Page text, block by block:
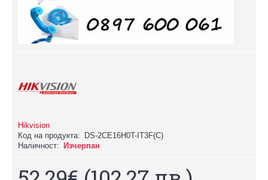
Hikvision
Код на продукта:
DS-2CE16H0T-IT3F(C)
Наличност:
Изчерпан